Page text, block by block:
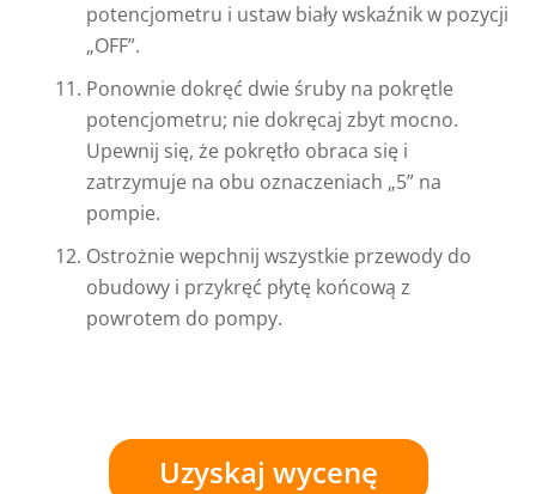
potencjometru i ustaw biały wskaźnik w pozycji
„OFF”.
Ponownie dokręć dwie śruby na pokrętle
potencjometru; nie dokręcaj zbyt mocno.
Upewnij się, że pokrętło obraca się i
zatrzymuje na obu oznaczeniach „5” na
pompie.
Ostrożnie wepchnij wszystkie przewody do
obudowy i przykręć płytę końcową z
powrotem do pompy.
Uzyskaj wycenę